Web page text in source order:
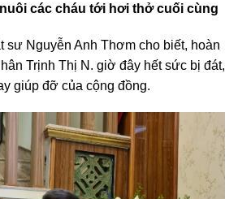
các cháu tới hơi thở cuối cùng
sư Nguyễn Anh Thơm cho biết, hoàn
Trịnh Thị N. giờ đây hết sức bị đát,
giúp đỡ của cộng đồng.